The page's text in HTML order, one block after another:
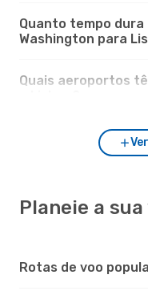
Quanto tempo dura
Washington para
Quais aeroportos
Planeie a
Rotas de voo